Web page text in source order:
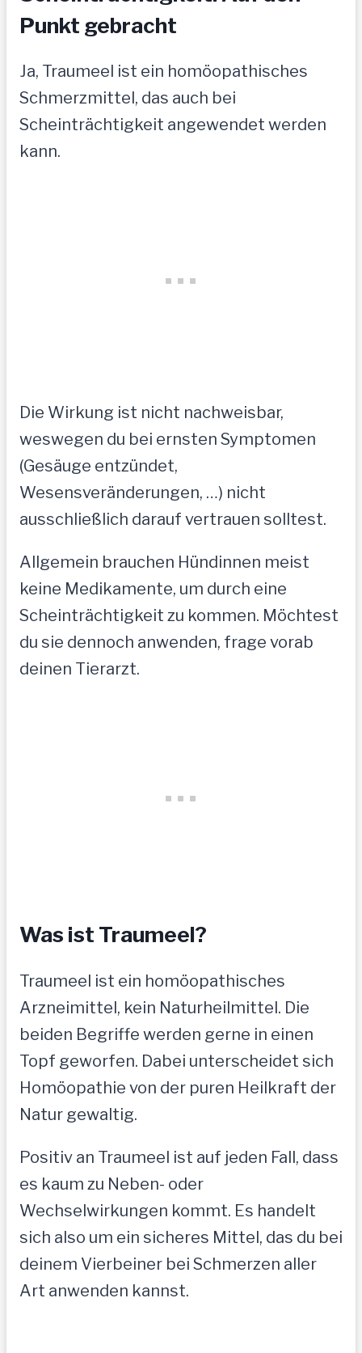
Punkt gebracht
Ja, Traumeel ist ein homöopathisches
Schmerzmittel, das auch bei
Scheinträchtigkeit angewendet werden
kann.
Die Wirkung ist nicht nachweisbar,
weswegen du bei ernsten Symptomen
(Gesäuge entzündet,
Wesensveränderungen, …) nicht
ausschließlich darauf vertrauen solltest.
Allgemein brauchen Hündinnen meist
keine Medikamente, um durch eine
Scheinträchtigkeit zu kommen. Möchtest
du sie dennoch anwenden, frage vorab
deinen Tierarzt.
Was ist Traumeel?
Traumeel ist ein homöopathisches
Arzneimittel, kein Naturheilmittel. Die
beiden Begriffe werden gerne in einen
Topf geworfen. Dabei unterscheidet sich
Homöopathie von der puren Heilkraft der
Natur gewaltig.
Positiv an Traumeel ist auf jeden Fall, dass
es kaum zu Neben- oder
Wechselwirkungen kommt. Es handelt
sich also um ein sicheres Mittel, das du bei
deinem Vierbeiner bei Schmerzen aller
Art anwenden kannst.